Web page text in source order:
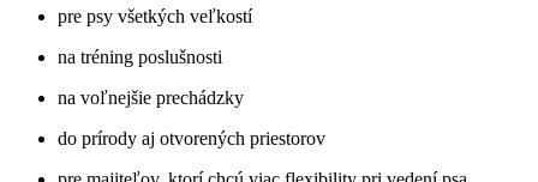
pre psy všetkých veľkostí
na tréning poslušnosti
na voľnejšie prechádzky
do prírody aj otvorených priestorov